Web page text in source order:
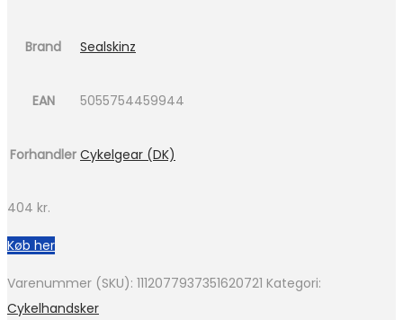
Brand Sealskinz
EAN 5055754459944
Forhandler Cykelgear (DK)
404 kr.
Køb her
Varenummer (SKU): 1112077937351620721 Kategori:
Cykelhandsker